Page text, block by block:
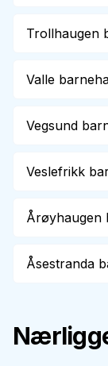
Trollhaugen
Valle
Vegsund
Veslefrikk
Årøyhaugen
Åsestranda